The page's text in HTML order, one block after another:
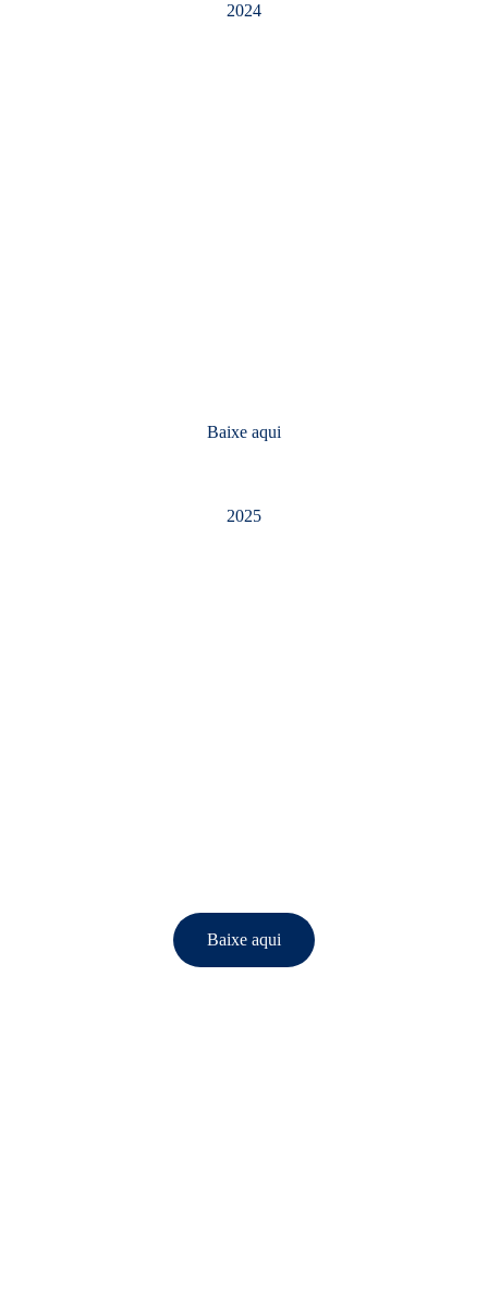
Baixe aqui
2024
Baixe aqui
2025